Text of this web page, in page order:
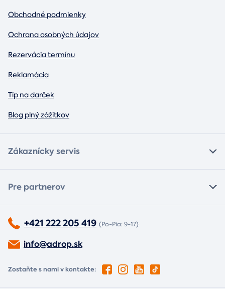
Obchodné podmienky
Ochrana osobných údajov
Rezervácia termínu
Reklamácia
Tip na darček
Blog plný zážitkov
Zákaznícky servis
Pre partnerov
+421 222 205 419 (Po-Pia: 9-17)
info@adrop.sk
Zostaňte s nami v kontakte: